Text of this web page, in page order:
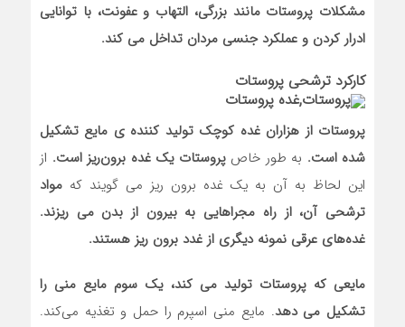
مشکلات پروستات مانند بزرگی، التهاب و عفونت، با توانایی
ادرار کردن و عملکرد جنسی مردان تداخل می ‌کند.
کارکرد ترشحی پروستات
پروستات از هزاران غده کوچک تولید کننده ی مایع تشکیل
شده است. به طور خاصپروستات یک غده برون‌ریز است. از
این لحاظ به آن به یک غده برون ‌ریز می‌ گویند که مواد
ترشحی آن، از راه مجراهایی به بیرون از بدن می ‌ریزند.
غده‌های عرقی نمونه دیگری از غدد برون‌ ریز هستند.
مایعی که پروستات تولید می‌ کند، یک سوم مایع منی را
تشکیل می ‌دهد.‌ مایع منی اسپرم را حمل و تغذیه می‌کند.